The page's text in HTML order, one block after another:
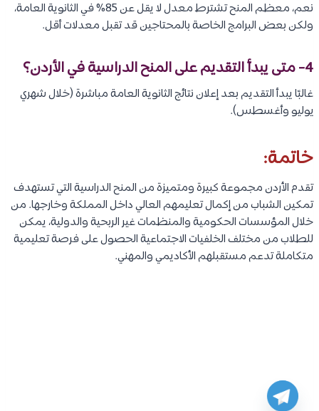
نعم، معظم المنح تشترط معدل لا يقل عن 85% في الثانوية العامة،
ولكن بعض البرامج الخاصة بالمحتاجين قد تقبل معدلات أقل.
4- متى يبدأ التقديم على المنح الدراسية في الأردن؟
غالبًا يبدأ التقديم بعد إعلان نتائج الثانوية العامة مباشرة (خلال شهري
يوليو وأغسطس).
خاتمة:
تقدم الأردن مجموعة كبيرة ومتميزة من المنح الدراسية التي تستهدف
تمكين الشباب من إكمال تعليمهم العالي داخل المملكة وخارجها. من
خلال المؤسسات الحكومية والمنظمات غير الربحية والدولية، يمكن
للطلاب من مختلف الخلفيات الاجتماعية الحصول على فرصة تعليمية
متكاملة تدعم مستقبلهم الأكاديمي والمهني.